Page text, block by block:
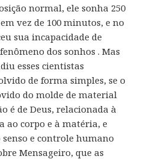
normal, ele sonha 250
vez de 100 minutos, e no
sua incapacidade de
dos sonhos . Mas
esses cientistas
de forma simples, se o
do molde de material
é de Deus, relacionada à
ao corpo e à matéria, e
e controle humano
Mensageiro, que as